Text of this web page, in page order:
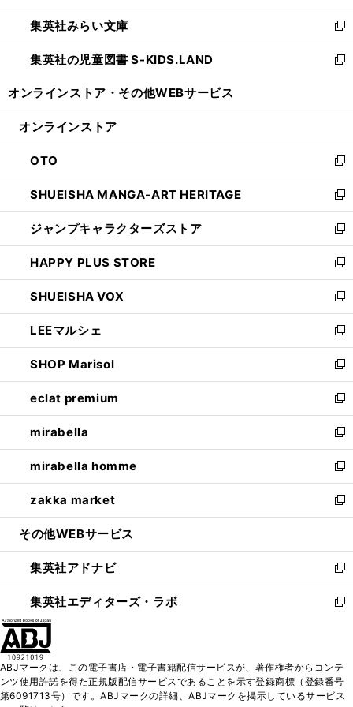
開
く
ウ
で
開
く
ン
ド
ウ
で
ウ
ィ
ン
ド
開
集英社みらい文庫
新
し
い
ン
ウ
で
開
く
集英社の児童図書 S-KIDS.LAND
新
ウ
ン
ド
ウ
で
開
く
オンラインストア・ その他WEBサービス
オンラインストア
OTO
新
し
い
ウ
ィ
ン
ド
ウ
で
開
く
SHUEISHA MANGA-ART HERITAGE
新
し
い
ウ
ィ
ン
ド
ウ
で
開
く
ジャンプキャラクターズストア
新
し
い
ウ
ィ
ン
ド
ウ
で
開
く
HAPPY PLUS STORE
新
し
い
ウ
ィ
ン
ド
ウ
で
開
く
SHUEISHA VOX
新
し
い
ウ
ィ
ン
ド
ウ
で
開
く
LEEマルシェ
新
し
い
ウ
ィ
ン
ド
ウ
で
開
く
SHOP Marisol
新
し
い
ウ
ィ
ン
ド
ウ
で
開
eclat premium
新
し
い
ウ
ィ
ン
ド
ウ
開
く
mirabella
新
し
い
ウ
ィ
ン
ウ
で
開
く
mirabella homme
新
し
い
ウ
ン
ド
ウ
で
zakka market
新
し
ウ
ィ
ン
ド
く
その他WEBサービス
集英社アドナビ
新
し
い
ド
ウ
で
集英社エディターズ・ラボ
新
ィ
ン
ABJマークは、この電子書店・電子書籍配信サービスが、著作権者からコンテ
ンツ使用許諾を得た正規版配信サービスであることを示す登録商標（登録番号
第6091713号）です。ABJマークの詳細、ABJマークを掲示しているサービス